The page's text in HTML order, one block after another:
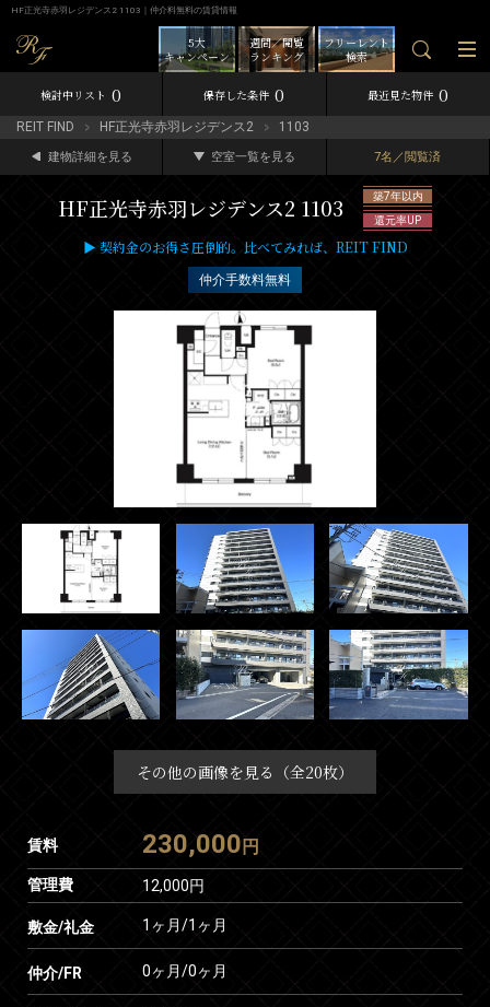
HF正光寺赤羽レジデンス2 1103｜仲介料無料の賃貸情報
フリーレント
検索
週間／閲覧
ランキング
5大
キャンペーン
検討中リスト 0 保存した条件 0 最近見た物件 0
REIT FIND HF正光寺赤羽レジデンス2 1103
建物詳細を見る 空室一覧を見る 7名／閲覧済
HF正光寺赤羽レジデンス2 1103
築7年以内
還元率UP
▶ 契約金のお得さ圧倒的。比べてみれば、REIT FIND
仲介手数料無料
その他の画像を見る（全20枚）
賃料 230,000 円
管理費 12,000円
敷金/礼金 1ヶ月/1ヶ月
仲介/FR 0ヶ月/0ヶ月